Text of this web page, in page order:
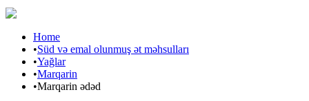
Home
•Süd və emal olunmuş ət məhsulları
•Yağlar
•Marqarin
•Marqarin ədəd